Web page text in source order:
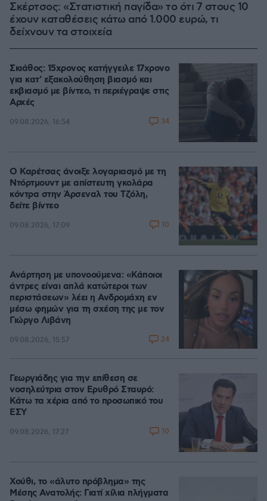
Σκέρτσος: «Στατιστική παγίδα» το ότι 7 στους 10
έχουν καταθέσεις κάτω από 1.000 ευρώ, τι
δείχνουν τα στοιχεία
Σκιάθος: 15χρονος κατήγγειλε 17χρονο
για κατ' εξακολούθηση βιασμό και
εκβιασμό με βίντεο, τι περιέγραψε στις
Αρχές
09.08.2026, 16:54 34
Ο Καρέτσας άνοιξε λογαριασμό με τη
Ντόρτμουντ με απίστευτη γκολάρα
κόντρα στην Άρσεναλ του Τζόλη,
δείτε βίντεο
09.08.2026, 17:09 10
Ανάρτηση με υπονοούμενα: «Κάποιοι
άντρες είναι απλά κατώτεροι των
περιστάσεων» λέει η Ανδρομάχη εν
μέσω φημών για τη σχέση της με τον
Γιώργο Λιβάνη
09.08.2026, 15:57 24
Γεωργιάδης για την επίθεση σε
νοσηλεύτρια στον Ερυθρό Σταυρό:
Κάτω τα χέρια από το προσωπικό του
ΕΣΥ
09.08.2026, 17:27 10
Χούθι, το «άλυτο πρόβλημα» της
Μέσης Ανατολής: Γιατί χίλια πλήγματα